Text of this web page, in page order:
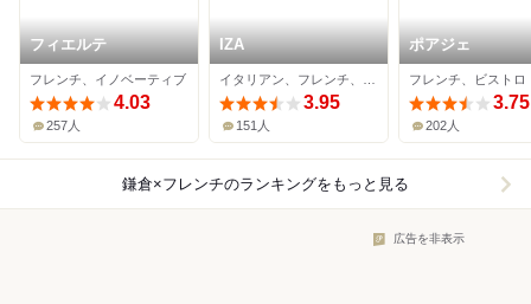
フィエルテ
フレンチ、イノベーティブ
4.03
257人
IZA
3.95
151人
ポアジェ
フレンチ、ビストロ
3.75
202人
鎌倉×フレンチのランキングをもっと見る
広告を非表示